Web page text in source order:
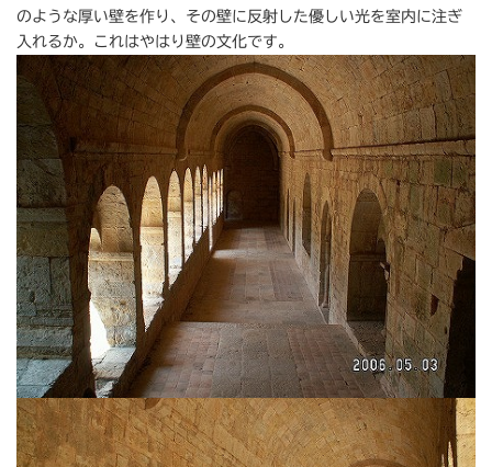
のような厚い壁を作り、その壁に反射した優しい光を室内に注ぎ
入れるか。これはやはり壁の文化です。